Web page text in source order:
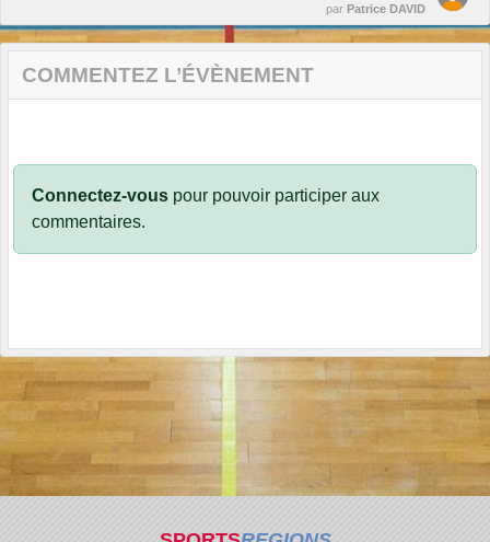
par Patrice DAVID
COMMENTEZ L’ÉVÈNEMENT
Connectez-vous pour pouvoir participer aux
commentaires.